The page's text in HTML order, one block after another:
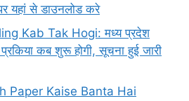
यहां से डाउनलोड करे
Kab Tak Hogi: मध्य प्रदेश
कब शुरू होगी, सूचना हुई जारी
Paper Kaise Banta Hai